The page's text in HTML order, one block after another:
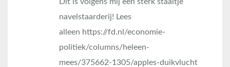
navelstaarderij! Lees
alleen https://fd.nl/economie-
politiek/columns/heleen-
mees/375662-1305/apples-duikvlucht